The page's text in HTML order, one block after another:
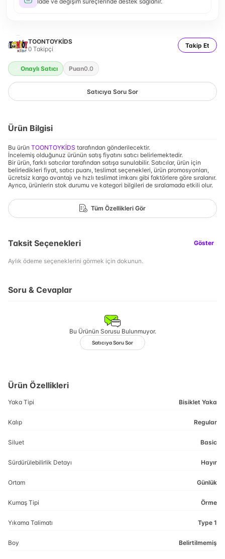
TOONTOYKİDS
0 Takipçi Takip Et
Onaylı Satıcı Puan0.0
Satıcıya Soru Sor
Ürün Bilgisi
Bu ürün TOONTOYKİDS tarafından gönderilecektir.
İncelemiş olduğunuz ürünün satış fiyatını satıcı belirlemektedir.
Bir ürün, farklı satıcılar tarafından satışa sunulabilir. Satıcılar, ürün için
belirledikleri fiyat, satıcı puanı, teslimat seçenekleri, ürün promosyonları,
ücretsiz kargo avantajı ve hızlı teslimat imkanı gibi faktörlere göre sıralanır.
Ayrıca, ürünlerin stok durumu ve kategori bilgileri de sıralamada etkili olur.
Tüm Özellikleri Gör
Taksit Seçenekleri Göster
Aylık ödeme seçeneklerini görmek için dokunun.
Soru & Cevaplar
Bu Ürünün Sorusu Bulunmuyor.
Satıcıya Soru Sor
Ürün Özellikleri
Yaka Tipi Bisiklet Yaka
Kalıp Regular
Siluet Basic
Sürdürülebilirlik Detayı Hayır
Ortam Günlük
Kumaş Tipi Örme
Yıkama Talimatı Type 1
Boy Belirtilmemiş